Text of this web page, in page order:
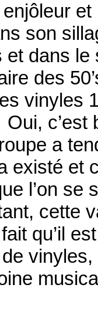
son
dans le
des
vinyles
c’est
a
existé et
l’on se
cette
qu’il